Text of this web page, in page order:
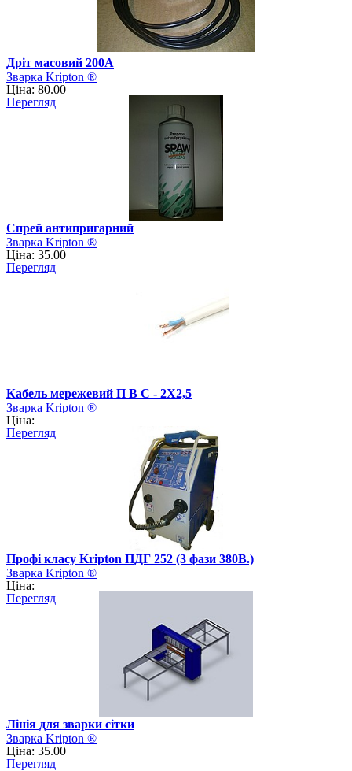
Дріт масовий 200А
Зварка Kripton ®
Ціна: 80.00
Перегляд
Спрей антипригарний
Зварка Kripton ®
Ціна: 35.00
Перегляд
Кабель мережевий П В С - 2Х2,5
Зварка Kripton ®
Ціна:
Перегляд
Профі класу Kripton ПДГ 252 (3 фази 380В.)
Зварка Kripton ®
Ціна:
Перегляд
Лінія для зварки сітки
Зварка Kripton ®
Ціна: 35.00
Перегляд